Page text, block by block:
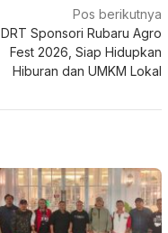
Pos berikutnya
DRT Sponsori Rubaru Agro
Fest 2026, Siap Hidupkan
Hiburan dan UMKM Lokal